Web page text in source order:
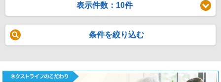
表示件数：10件
条件を絞り込む